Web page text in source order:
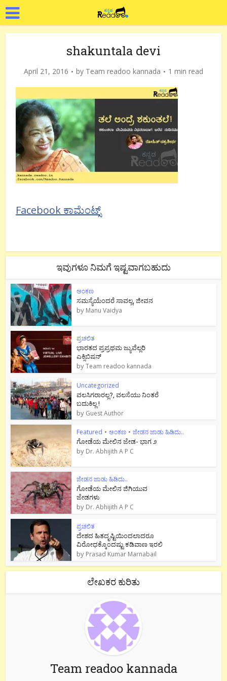
shakuntala devi
April 21, 2016 by Team readoo kannada 1 min read
Facebook ಕಾಮೆಂಟ್ಸ್
ಇವುಗಳೂ ನಿಮಗೆ ಇಷ್ಟವಾಗಬಹುದು
ಅಂಕಣ
ಸಮಸ್ಯೆಯೆಂದರೆ ಸಾವಲ್ಲ, ಜೀವನ
by Manu Vaidya
ಪ್ರಚಲಿತ
ಭಾರತದ ಪ್ರಪ್ರಥಮ ಜ್ಯುವೆಲ್ಲರಿ
ಎಕ್ಸಿಬಿಷನ್
byTeam readoo kannada
Uncategorized
ವಲಸಿಗರಾರಲ್ಲ?, ವಲಸೆಯು ನಿಂತರೆ
ಬದುಕಿಲ್ಲ !
by Guest Author
Featured • ಅಂಕಣ • ಜೇಡನ ಜಾಡು ಹಿಡಿದು..
ಗೋಡೆಯ ಮೇಲಿನ ಜೇಡ- ಭಾಗ ೨
by Dr. Abhijith A P C
ಜೇಡನ ಜಾಡು ಹಿಡಿದು..
ಗೋಡೆಯ ಮೇಲಿನ ಜಿಗಿಯುವ
ಜೇಡಗಳು
by Dr. Abhijith A P C
ಪ್ರಚಲಿತ
ದೇಶದ ಹಿತದೃಷ್ಟಿಯಿಂದಲಾದರೂ
ವಿರೋಧಕ್ಕೊಂದಷ್ಟು ಕಡಿವಾಣ ಇರಲಿ
by Prasad Kumar Marnabail
ಲೇಖಕರ ಕುರಿತು
Team readoo kannada